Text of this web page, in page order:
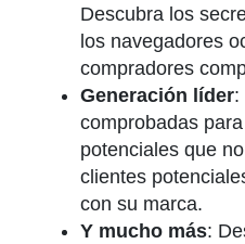
Descubra los
los navegadores
compradores
Generación líder:
comprobadas
potenciales que
clientes
con su marca.
Y mucho más: